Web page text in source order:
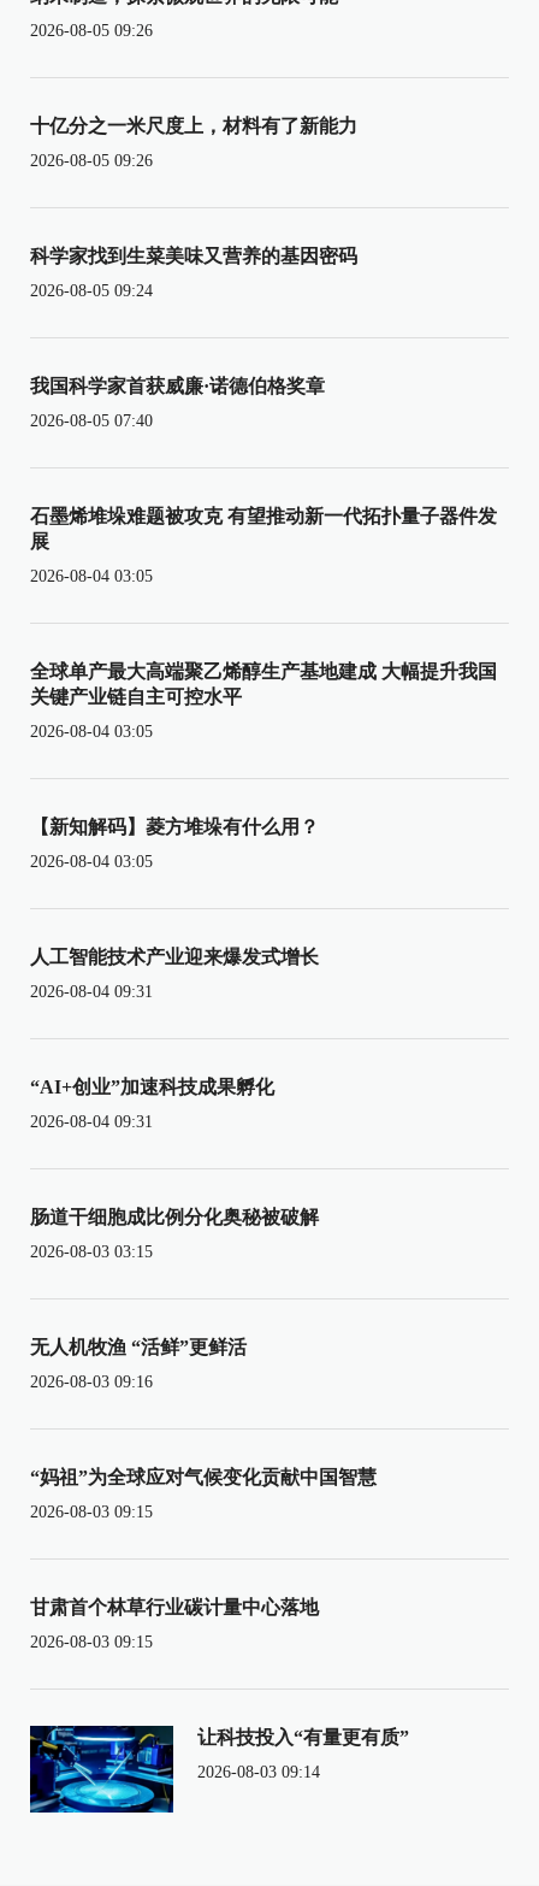
2026-08-05 09:26
十亿分之一米尺度上，材料有了新能力
2026-08-05 09:26
科学家找到生菜美味又营养的基因密码
2026-08-05 09:24
我国科学家首获威廉·诺德伯格奖章
2026-08-05 07:40
石墨烯堆垛难题被攻克 有望推动新一代拓扑量子器件发
展
2026-08-04 03:05
全球单产最大高端聚乙烯醇生产基地建成 大幅提升我国
关键产业链自主可控水平
2026-08-04 03:05
【新知解码】菱方堆垛有什么用？
2026-08-04 03:05
人工智能技术产业迎来爆发式增长
2026-08-04 09:31
“AI+创业”加速科技成果孵化
2026-08-04 09:31
肠道干细胞成比例分化奥秘被破解
2026-08-03 03:15
无人机牧渔 “活鲜”更鲜活
2026-08-03 09:16
“妈祖”为全球应对气候变化贡献中国智慧
2026-08-03 09:15
甘肃首个林草行业碳计量中心落地
2026-08-03 09:15
让科技投入“有量更有质”
2026-08-03 09:14